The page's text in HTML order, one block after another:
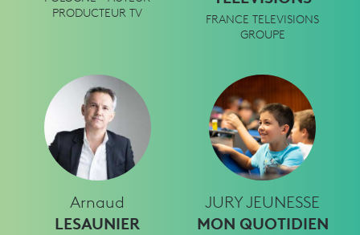
PRODUCTEUR TV
FRANCE TELEVISIONS
GROUPE
Arnaud
LESAUNIER
JURY JEUNESSE
MON QUOTIDIEN